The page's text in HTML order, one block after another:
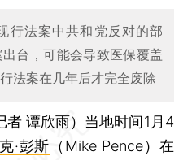
行法案中共和党反对的部
台，可能会导致医保覆盖
法案在几年后才完全废除
者 谭欣雨） 当地时间1月4
·彭斯 （Mike Pence）在